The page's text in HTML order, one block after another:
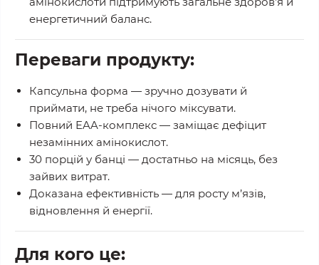
енергетичний баланс.
Переваги продукту:
Капсульна форма — зручно дозувати й
приймати, не треба нічого міксувати.
Повний EAA-комплекс — заміщає дефіцит
незамінних амінокислот.
30 порцій у банці — достатньо на місяць, без
зайвих витрат.
Доказана ефективність — для росту м’язів,
відновлення й енергії.
Для кого це: